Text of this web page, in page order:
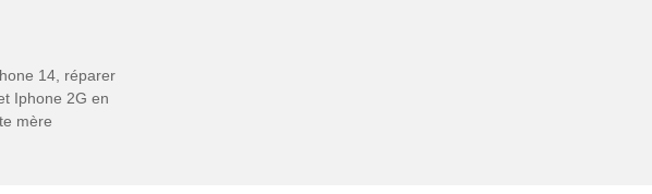
14, réparer
Iphone 2G en
mère